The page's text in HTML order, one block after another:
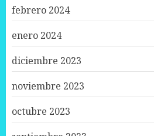
febrero 2024
enero 2024
diciembre 2023
noviembre 2023
octubre 2023